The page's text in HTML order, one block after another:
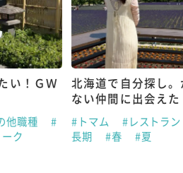
い！ＧＷ
他職種
#
ク
北海道で自分探し
ない仲間に出会えた
#トマム #レストラ
長期
#春 #夏